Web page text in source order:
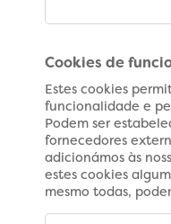
Cookies de
Estes cookies
funcionalidade e
Podem ser
fornecedores
adicionámos às
estes cookies
mesmo todas,